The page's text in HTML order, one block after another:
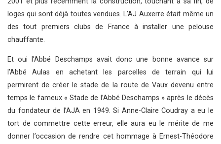
loges qui sont déjà toutes vendues. L’AJ Auxerre était même un
des tout premiers clubs de France à installer une pelouse
chauffante.
Et oui l’Abbé Deschamps avait donc une bonne avance sur
l’Abbé Aulas en achetant les parcelles de terrain qui lui
permirent de créer le stade de la route de Vaux devenu entre
temps le fameux « Stade de l’Abbé Deschamps » après le décès
du fondateur de l’AJA en 1949. Si Anne-Claire Coudray a eu le
tort de commettre cette erreur, elle aura eu le mérite de me
donner l’occasion de rendre cet hommage à Ernest-Théodore